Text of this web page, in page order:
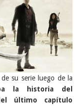
su serie luego de la
la historia del
último capítulo